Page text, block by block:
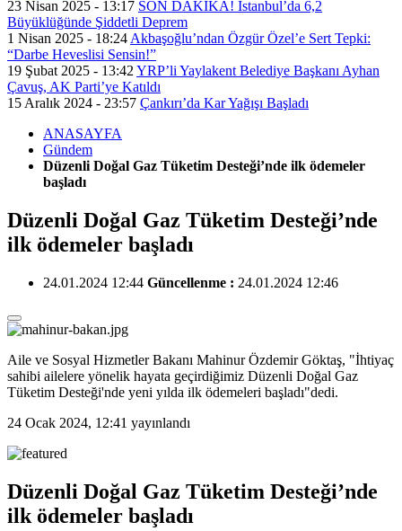
23 Nisan 2025 - 13:17 SON DAKİKA! İstanbul’da 6,2
Büyüklüğünde Şiddetli Deprem
1 Nisan 2025 - 18:24 Akbaşoğlu’ndan Özgür Özel’e Sert Tepki:
“Darbe Heveslisi Sensin!”
19 Şubat 2025 - 13:42 YRP’li Yaylakent Belediye Başkanı Ayhan
Çavuş, AK Parti’ye Katıldı
15 Aralık 2024 - 23:57 Çankırı’da Kar Yağışı Başladı
ANASAYFA
Gündem
Düzenli Doğal Gaz Tüketim Desteği’nde ilk ödemeler
başladı
Düzenli Doğal Gaz Tüketim Desteği’nde
ilk ödemeler başladı
24.01.2024 12:44 Güncellenme : 24.01.2024 12:46
Aile ve Sosyal Hizmetler Bakanı Mahinur Özdemir Göktaş, "İhtiyaç
sahibi ailelere yönelik hayata geçirdiğimiz Düzenli Doğal Gaz
Tüketim Desteği'nde yeni yılda ilk ödemeleri başladı"dedi.
24 Ocak 2024, 12:41 yayınlandı
Düzenli Doğal Gaz Tüketim Desteği’nde
ilk ödemeler başladı